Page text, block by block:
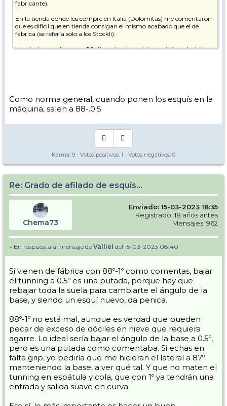
fabricante).
En la tienda donde los compré en Italia (Dolomitas) me comentaron
que es difícil que en tienda consigan el mismo acabado que el de
fabrica (se refería solo a los Stockli).
He estado con ellos unos 20 días, y bastante bien, quizá me hubiese
Aunque tengo mucha confianza en el skiman habitual, me da
miedo que empiece a cambiar el setting de fabrica. A veces, aunque
tengan magníficas máquinas Montana, los discos cerámicos cuestan
Como norma general, cuando ponen los esquís en la
máquina, salen a 88-.0.5
Karma: 9 - Votos positivos: 1 - Votos negativos: 0
Re: Grado de afilado de esquís...
Chema73
Enviado: 15-03-2023 18:35
Registrado: 18 años antes
Mensajes: 962
» En respuesta al mensaje de Valliel del 15-03-2023 08:40
Si vienen de fábrica con 88º-1º como comentas, bajar
el tunning a 0.5º es una putada, porque hay que
rebajar toda la suela para cambiarte el ángulo de la
base, y siendo un esquí nuevo, da penica.
88º-1º no está mal, aunque es verdad que pueden
pecar de exceso de dóciles en nieve que requiera
agarre. Lo ideal sería bajar el ángulo de la base a 0.5º,
pero es una putada como comentaba. Si echas en
falta grip, yo pediría que me hicieran el lateral a 87º
manteniendo la base, a ver qué tal. Y que no maten el
tunning en espátula y cola, que con 1º ya tendrán una
entrada y salida suave en curva.